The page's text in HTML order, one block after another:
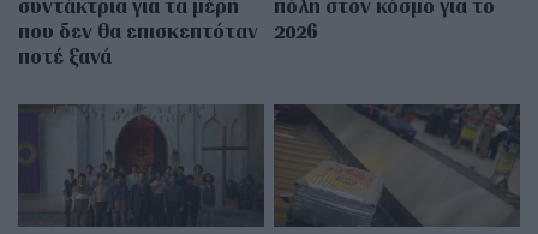
που δεν θα επισκεπτόταν
ποτέ ξανά
2026